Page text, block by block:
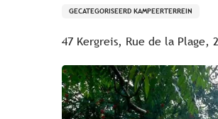
GECATEGORISEERD KAMPEERTERREIN
47 Kergreis, Rue de la Plage,